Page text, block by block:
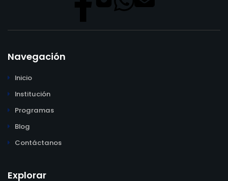
Navegación
Inicio
Institución
Programas
Blog
Contáctanos
Explorar